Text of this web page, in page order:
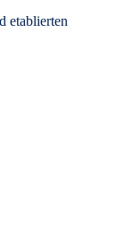
etablierten